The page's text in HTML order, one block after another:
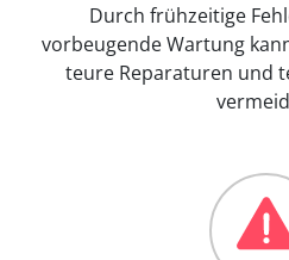
Durch frühzeitige
vorbeugende Wartung
teure Reparaturen und